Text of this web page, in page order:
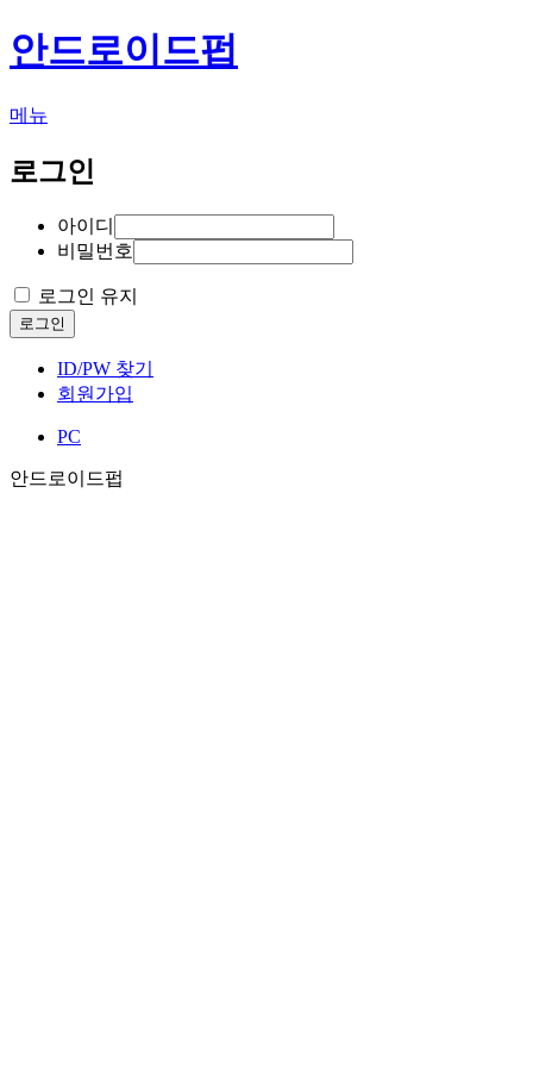
안드로이드펍
메뉴
로그인
아이디
비밀번호
로그인 유지
로그인
ID/PW 찾기
회원가입
PC
안드로이드펍